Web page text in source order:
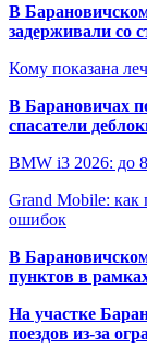
В
задерживали со
Кому показана
В Барановичах
спасатели
BMW i3 2026: до
Grand Mobile: как
ошибок
В
пунктов в
На участке
поездов из-за